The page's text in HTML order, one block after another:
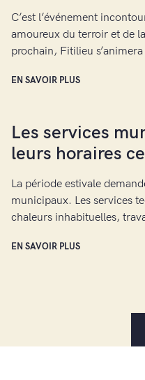
C’est l’événement
amoureux du terroir et de
prochain, Fitilieu
EN SAVOIR PLUS
Les services
leurs horaires
La période estivale
municipaux. Les services
chaleurs inhabituelles,
EN SAVOIR PLUS